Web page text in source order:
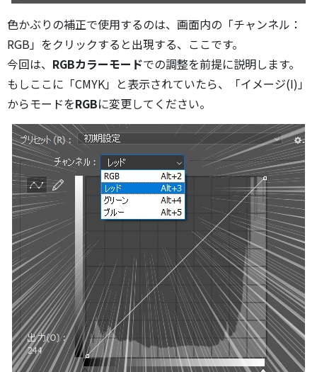
色かぶりの補正で使用するのは、画面内の「チャンネル：
RGB」をクリックすると出現する、ここです。
今回は、 RGBカラーモードでの調整を前提に説明します。
もしここに「CMYK」と表示されていたら、「イメージ(I)」
からモードをRGBに変更してください。